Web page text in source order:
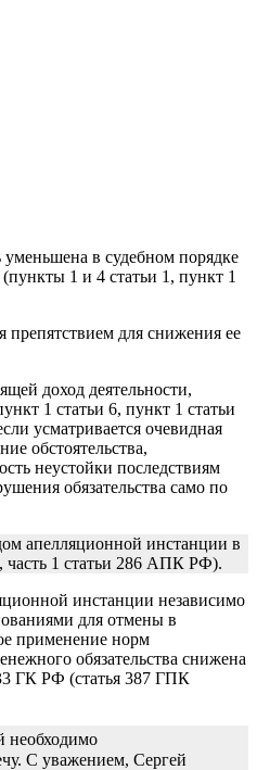
уменьшена в судебном порядке
1 и 4 статьи 1, пункт 1
для снижения ее
доход деятельности,
1 статьи 6, пункт 1 статьи
усматривается очевидная
обстоятельства,
неустойки последствиям
обязательства само по
апелляционной инстанции в
часть 1 статьи 286 АПК РФ).
инстанции независимо
для отмены в
применение норм
обязательства снижена
ГК РФ (статья 387 ГПК
необходимо
С уважением, Сергей